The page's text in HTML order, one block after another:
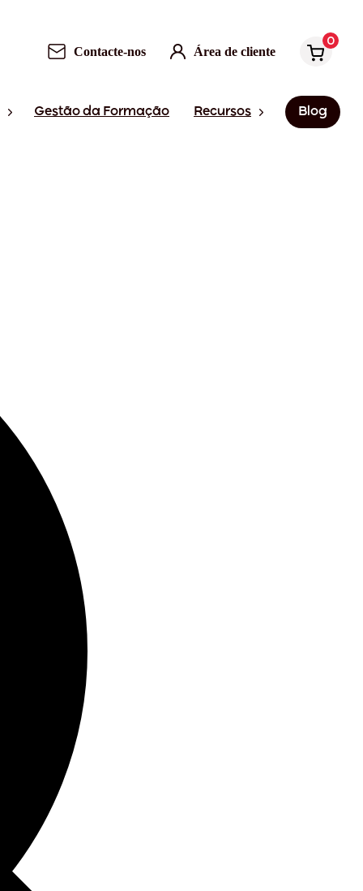
Contacte-nos Área de cliente
0
Gestão da Formação Recursos Blog